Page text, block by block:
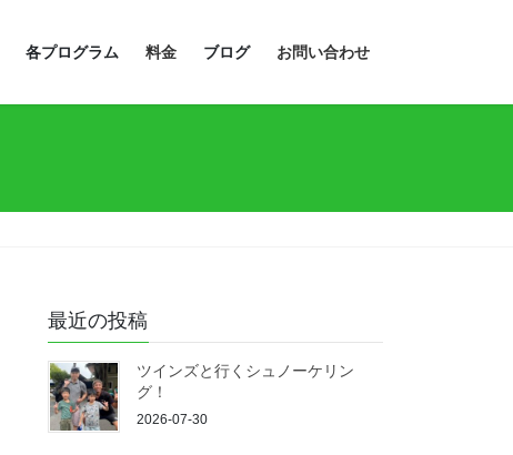
各プログラム 料金 ブログ お問い合わせ
最近の投稿
ツインズと行くシュノーケリン
グ！
2026-07-30